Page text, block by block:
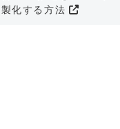
化する方法